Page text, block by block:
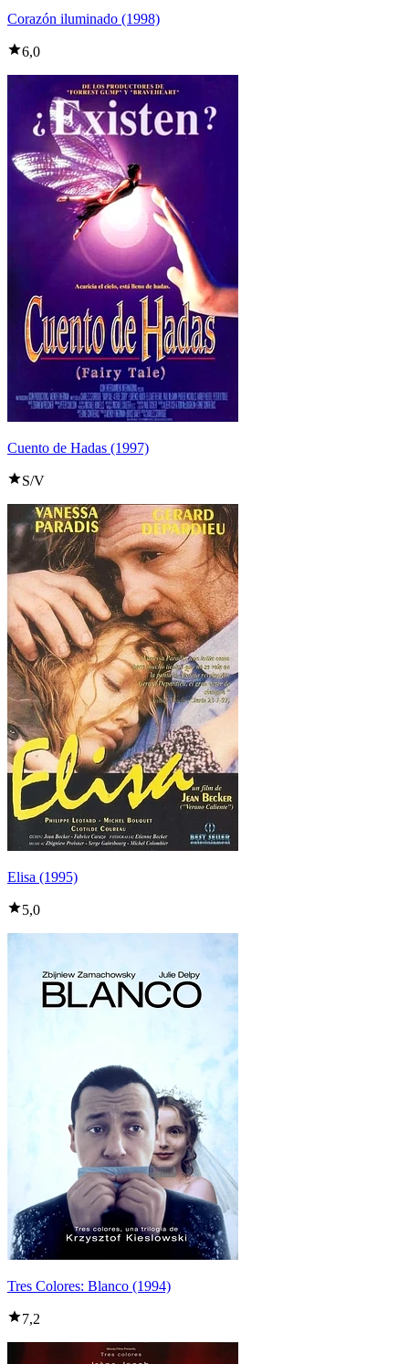
Corazón iluminado (1998)
6,0
Cuento de Hadas (1997)
S/V
Elisa (1995)
5,0
Tres Colores: Blanco (1994)
7,2